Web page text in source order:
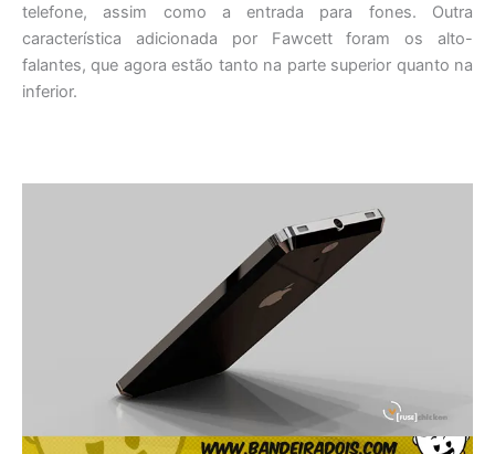
telefone, assim como a entrada para fones. Outra
característica adicionada por Fawcett foram os alto-
falantes, que agora estão tanto na parte superior quanto na
inferior.